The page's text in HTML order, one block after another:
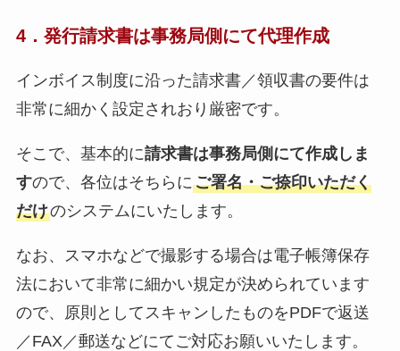
4．発行請求書は事務局側にて代理作成
インボイス制度に沿った請求書／領収書の要件は
非常に細かく設定されおり厳密です。
そこで、基本的に請求書は事務局側にて作成しま
すので、各位はそちらにご署名・ご捺印いただく
だけのシステムにいたします。
なお、スマホなどで撮影する場合は電子帳簿保存
法において非常に細かい規定が決められています
ので、原則としてスキャンしたものをPDFで返送
／FAX／郵送などにてご対応お願いいたします。